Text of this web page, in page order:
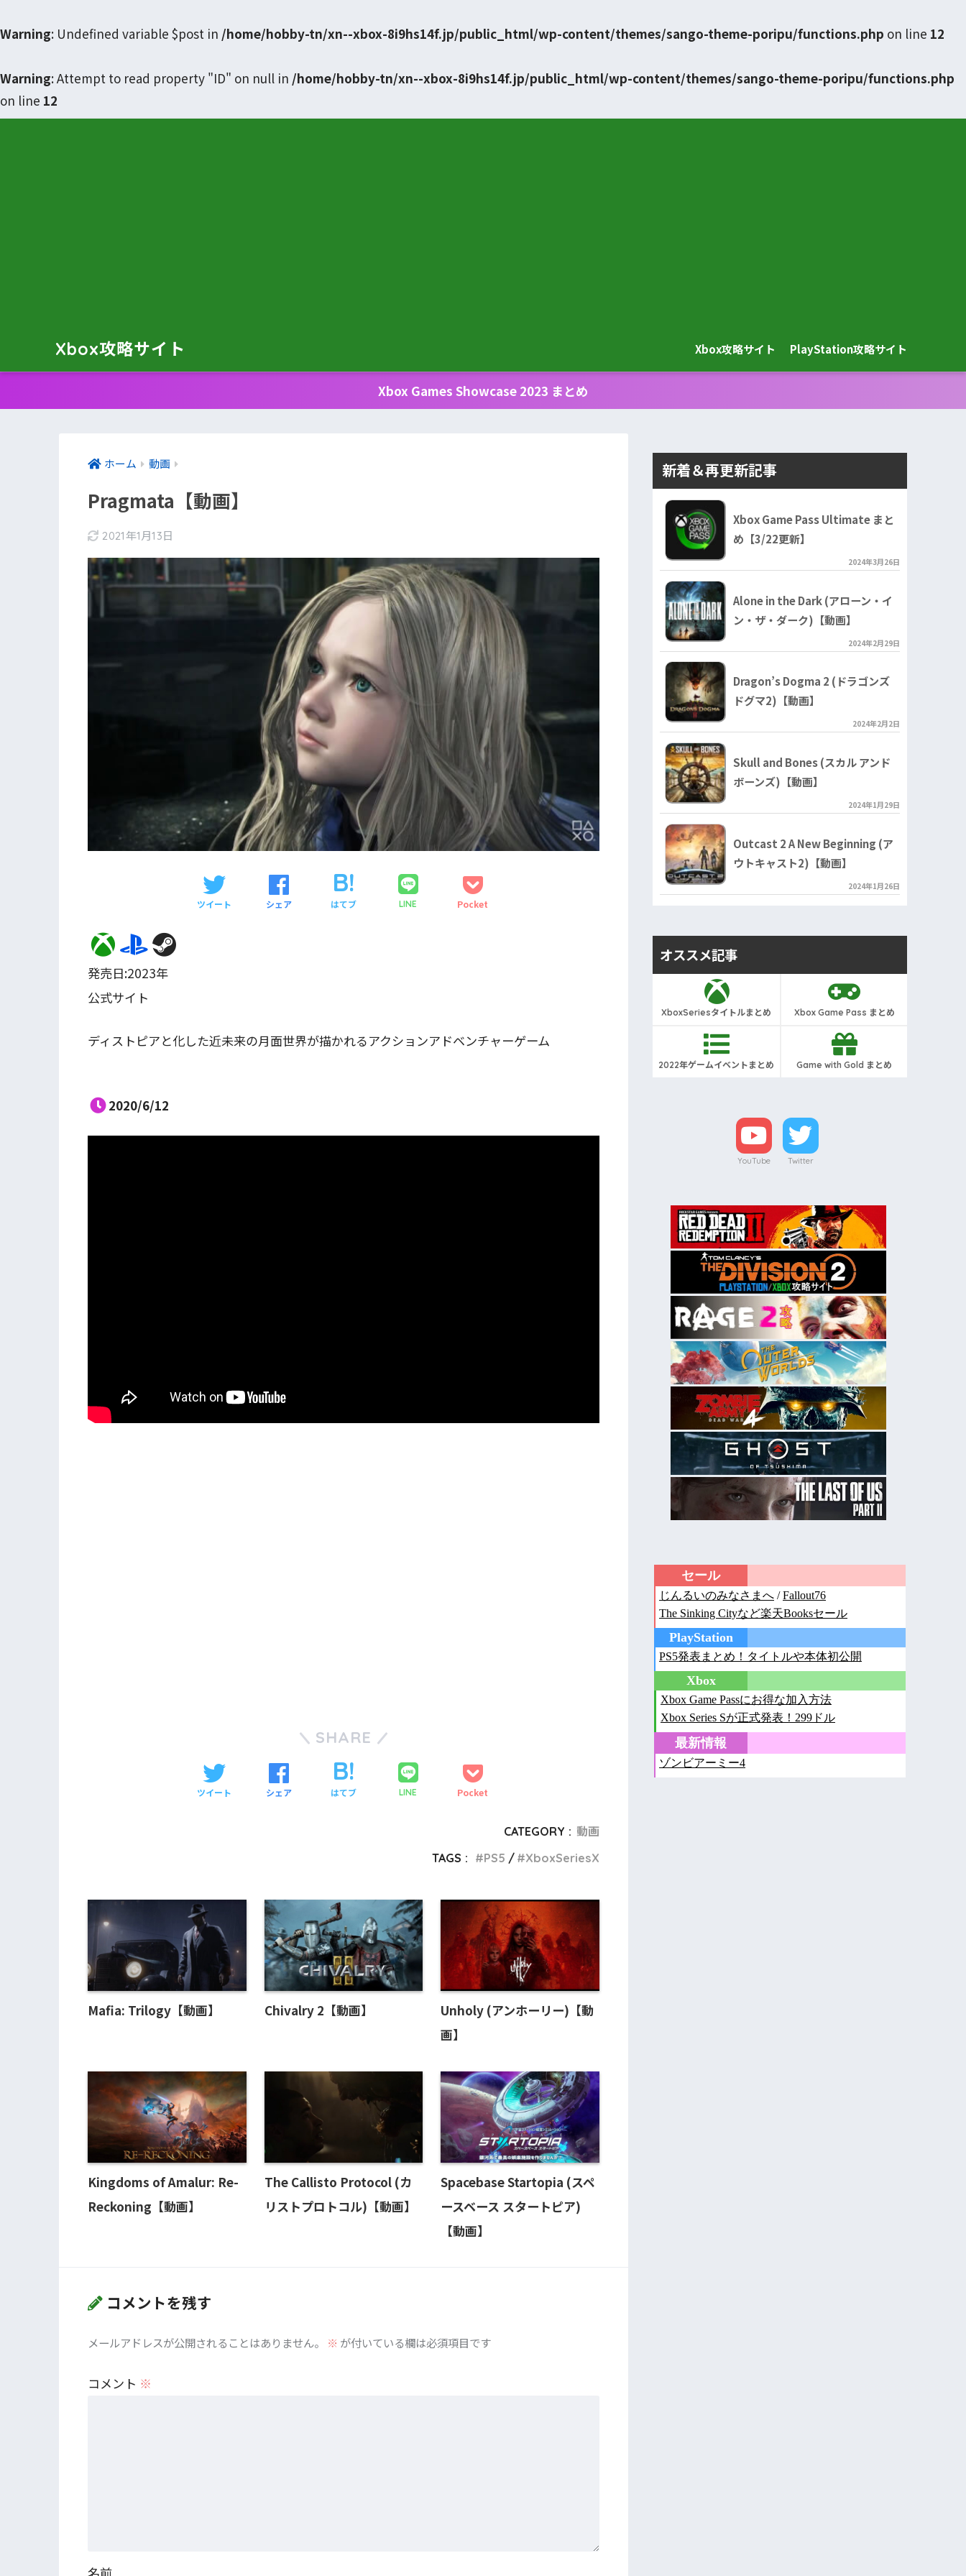
Warning: Undefined variable $post in /home/hobby-tn/xn--xbox-8i9hs14f.jp/public_html/wp-content/themes/sango-theme-poripu/functions.php on line 12
Warning: Attempt to read property "ID" on null in /home/hobby-tn/xn--xbox-8i9hs14f.jp/public_html/wp-content/themes/sango-theme-poripu/functions.php
on line 12
Xbox攻略サイト Xbox攻略サイト PlayStation攻略サイト
Xbox Games Showcase 2023 まとめ
ホーム 動画
Pragmata【動画】
2021年1月13日
ツイート シェア はてブ LINE Pocket
発売日:2023年
公式サイト
ディストピアと化した近未来の月面世界が描かれるアクションアドベンチャーゲーム
2020/6/12
SHARE
ツイート シェア はてブ LINE Pocket
CATEGORY : 動画
TAGS :
PS5 XboxSeriesX
Mafia: Trilogy【動画】 Chivalry 2【動画】
Unholy (アンホーリー)【動
画】
Kingdoms of Amalur: Re-
Reckoning【動画】
The Callisto Protocol (カ
リストプロトコル)【動画】
Spacebase Startopia (スペ
ースベース スタートピア)
【動画】
コメントを残す
メールアドレスが公開されることはありません。 ※ が付いている欄は必須項目です
コメント ※
新着＆再更新記事
Xbox Game Pass Ultimate まと
め【3/22更新】
2024年3月26日
Alone in the Dark (アローン・イ
ン・ザ・ダーク)【動画】
2024年2月29日
Dragon’s Dogma 2 (ドラゴンズ
ドグマ2)【動画】
2024年2月2日
Skull and Bones (スカル アンド
ボーンズ)【動画】
2024年1月29日
Outcast 2 A New Beginning (ア
ウトキャスト2)【動画】
2024年1月26日
オススメ記事
XboxSeriesタイトルまとめ Xbox Game Pass まとめ
2022年ゲームイベントまとめ Game with Gold まとめ
YouTube Twitter